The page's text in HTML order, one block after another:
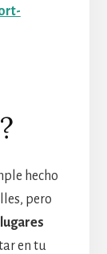
hecho
pero
lugares
en tu